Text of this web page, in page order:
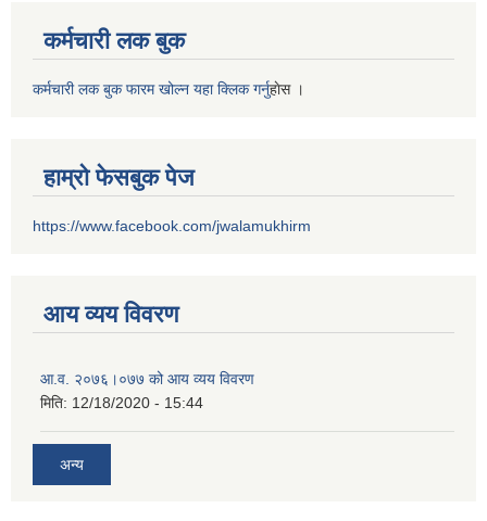
कर्मचारी लक बुक
कर्मचारी लक बुक फारम खोल्न यहा क्लिक गर्नुहाेस ।
हाम्रो फेसबुक पेज
https://www.facebook.com/jwalamukhirm
आय व्यय विवरण
आ.व. २०७६।०७७ को आय व्यय विवरण
मिति: 12/18/2020 - 15:44
अन्य